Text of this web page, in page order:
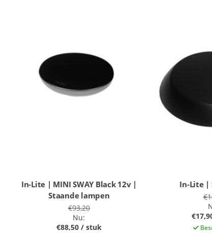
In-Lite | MINI SWAY Black 12v |
Staande lampen
€93,20
Nu:
€88,50 / stuk
In-Lite |